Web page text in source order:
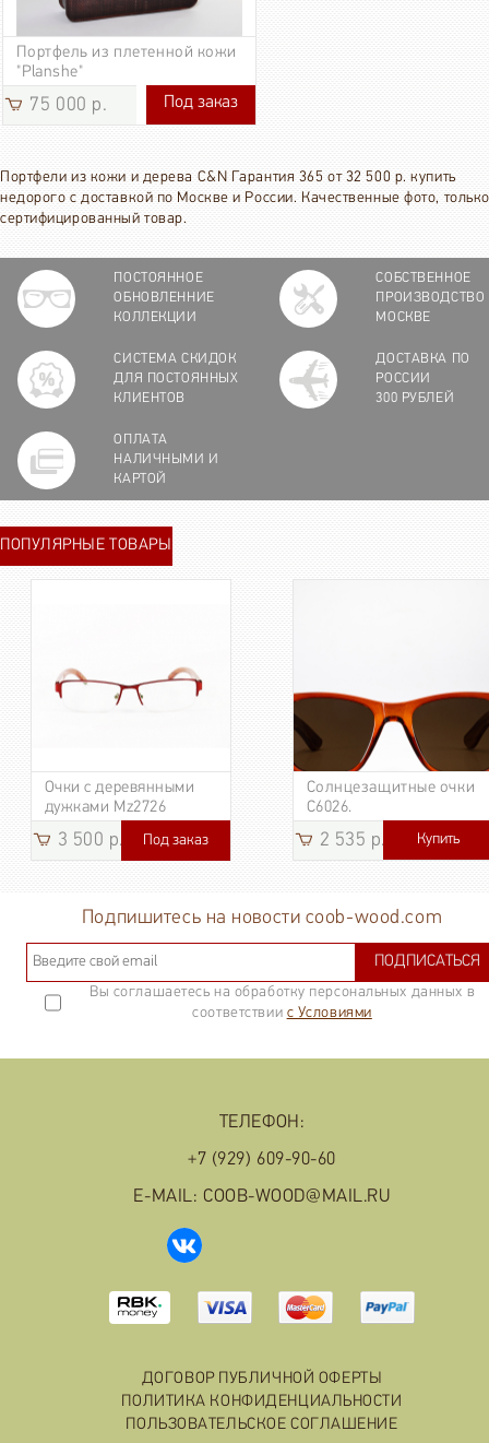
Портфель из плетенной кожи
"Planshe"
75 000 р. 75 000 р.
Под заказ
Портфели из кожи и дерева C&N Гарантия 365 от 32 500 р. купить
недорого с доставкой по Москве и России. Качественные фото, только
сертифицированный товар.
ПОСТОЯННОЕ
ОБНОВЛЕННИЕ
КОЛЛЕКЦИИ
СОБСТВЕННОЕ
ПРОИЗВОДСТВО
МОСКВЕ
СИСТЕМА СКИДОК
ДЛЯ ПОСТОЯННЫХ
КЛИЕНТОВ
ДОСТАВКА ПО
РОССИИ
300 РУБЛЕЙ
ОПЛАТА
НАЛИЧНЫМИ И
КАРТОЙ
ПОПУЛЯРНЫЕ ТОВАРЫ
Очки с деревянными
дужками Mz2726
3 500 р. Под заказ
Солнцезащитные очки
C6026.
2 535 р. 3 185
Купить
Подпишитесь на новости coob-wood.com
ПОДПИСАТЬСЯ
Вы соглашаетесь на обработку персональных данных в
соответствии с Условиями
ТЕЛЕФОН:
+7 (929) 609-90-60
E-MAIL: COOB-WOOD@MAIL.RU
ДОГОВОР ПУБЛИЧНОЙ ОФЕРТЫ
ПОЛИТИКА КОНФИДЕНЦИАЛЬНОСТИ
ПОЛЬЗОВАТЕЛЬСКОЕ СОГЛАШЕНИЕ